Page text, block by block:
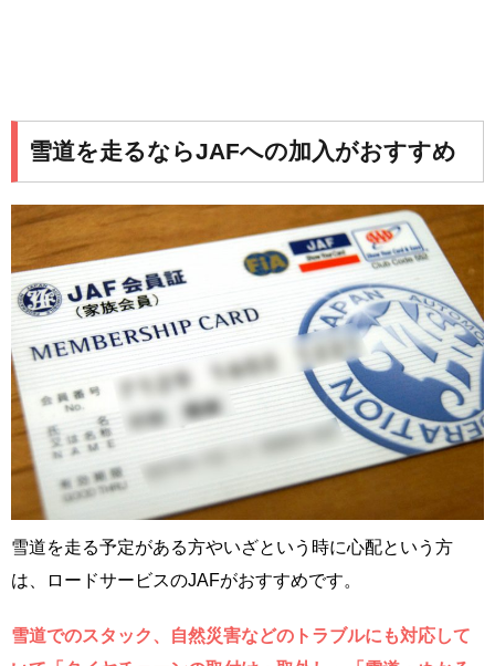
雪道を走るならJAFへの加入がおすすめ
雪道を走る予定がある方やいざという時に心配という方
は、ロードサービスのJAFがおすすめです。
雪道でのスタック、自然災害などのトラブルにも対応して